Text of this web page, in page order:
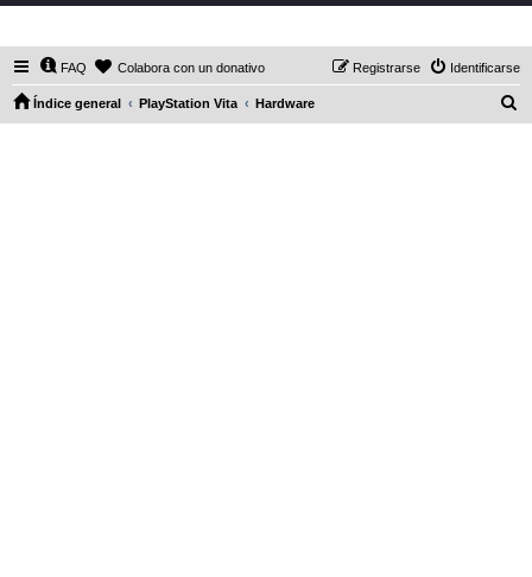
FAQ Colabora con un donativo Identificarse
Registrarse
Índice general PlayStation Vita Hardware